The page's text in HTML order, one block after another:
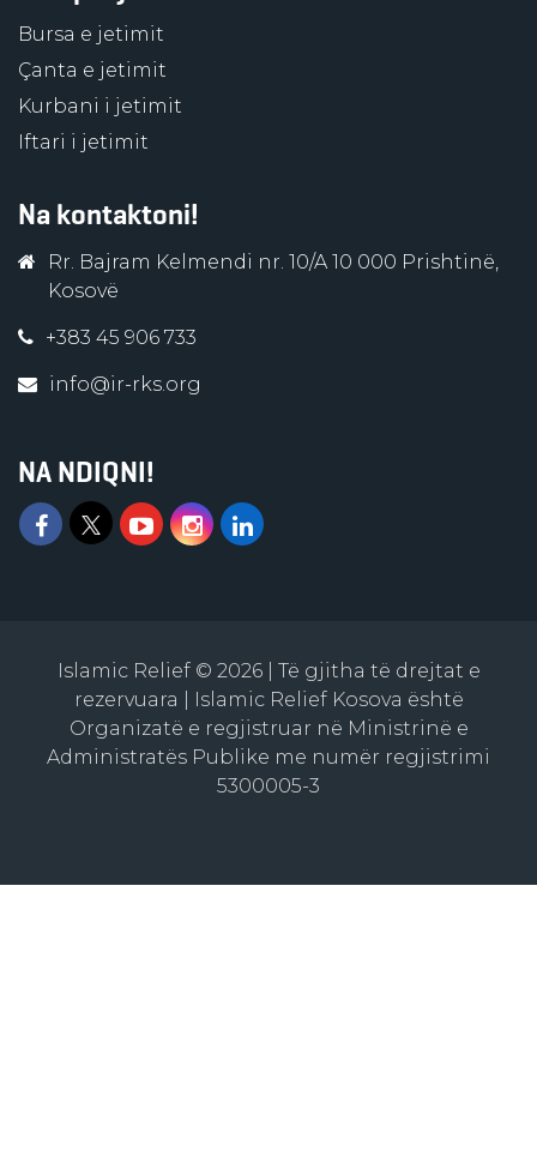
Bursa e jetimit
Çanta e jetimit
Kurbani i jetimit
Iftari i jetimit
Na kontaktoni!
Rr. Bajram Kelmendi nr. 10/A 10 000 Prishtinë,
Kosovë
+383 45 906 733
info@ir-rks.org
NA NDIQNI!
Islamic Relief © 2026 | Të gjitha të drejtat e
rezervuara | Islamic Relief Kosova është
Organizatë e regjistruar në Ministrinë e
Administratës Publike me numër regjistrimi
5300005-3